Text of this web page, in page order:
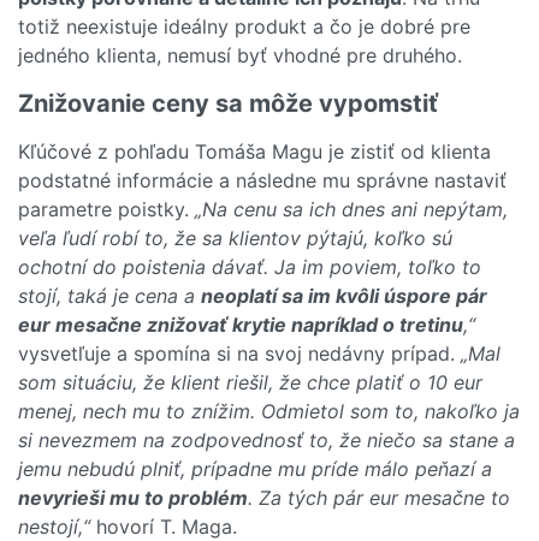
totiž neexistuje ideálny produkt a čo je dobré pre
jedného klienta, nemusí byť vhodné pre druhého.
Znižovanie ceny sa môže vypomstiť
Kľúčové z pohľadu Tomáša Magu je zistiť od klienta
podstatné informácie a následne mu správne nastaviť
parametre poistky. „Na cenu sa ich dnes ani nepýtam,
veľa ľudí robí to, že sa klientov pýtajú, koľko sú
ochotní do poistenia dávať. Ja im poviem, toľko to
stojí, taká je cena a neoplatí sa im kvôli úspore pár
eur mesačne znižovať krytie napríklad o tretinu,“
vysvetľuje a spomína si na svoj nedávny prípad. „Mal
som situáciu, že klient riešil, že chce platiť o 10 eur
menej, nech mu to znížim. Odmietol som to, nakoľko ja
si nevezmem na zodpovednosť to, že niečo sa stane a
jemu nebudú plniť, prípadne mu príde málo peňazí a
nevyrieši mu to problém. Za tých pár eur mesačne to
nestojí,“hovorí T. Maga.